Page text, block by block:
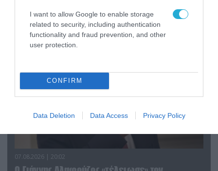
I want to allow Google to enable storage
related to security, including authentication
functionality and fraud prevention, and other
user protection.
CONFIRM
Data Deletion Data Access Privacy Policy
«Η απόλυτη τραγωδία»: Η «αιχμηρή» ανάρτηση
του Αρκά για τα τατουάζ (φωτο)
07.08.2026 | 20:02